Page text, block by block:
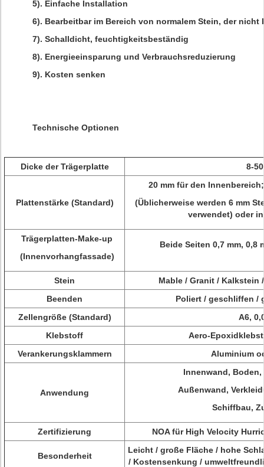
5). Einfache Installation
6). Bearbeitbar im Bereich von normalem Stein, der nicht
7). Schalldicht, feuchtigkeitsbeständig
8). Energieeinsparung und Verbrauchsreduzierung
9). Kosten senken
Technische Optionen
Dicke der Trägerplatte 8-
Plattenstärke (Standard)
20 mm für den
(Üblicherweise werden 6 mm
verwendet) oder
Trägerplatten-Make-up
(Innenvorhangfassade)
Beide Seiten 0,7 mm, 0,8
Stein
Mable / Granit / Kalkstein
Beenden
Poliert / geschliffen /
Zellengröße (Standard)
A6,
Klebstoff
Aero-
Verankerungsklammern
Aluminium
Anwendung
Innenwand,
Außenwand,
Schiffbau,
Zertifizierung NOA für High Velocity
Besonderheit
Leicht / große Fläche / hohe
/ Kostensenkung /